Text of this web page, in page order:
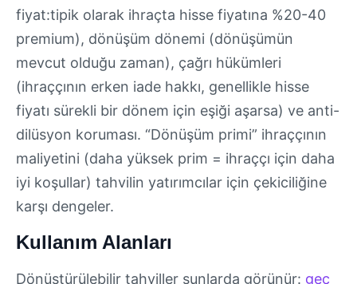
fiyat:tipik olarak ihraçta hisse fiyatına %20-40
premium), dönüşüm dönemi (dönüşümün
mevcut olduğu zaman), çağrı hükümleri
(ihraççının erken iade hakkı, genellikle hisse
fiyatı sürekli bir dönem için eşiği aşarsa) ve anti-
dilüsyon koruması. “Dönüşüm primi” ihraççının
maliyetini (daha yüksek prim = ihraççı için daha
iyi koşullar) tahvilin yatırımcılar için çekiciliğine
karşı dengeler.
Kullanım Alanları
Dönüştürülebilir tahviller şunlarda görünür: geç